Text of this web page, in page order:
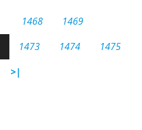
1468
1469
1473 1474
1475
>|